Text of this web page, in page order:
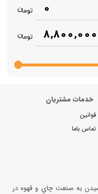
0
8,800,000
خدمات مشتریان
قوانین
تماس باما
ارتقا بخشيدن به صنعت چاي و قهوه در